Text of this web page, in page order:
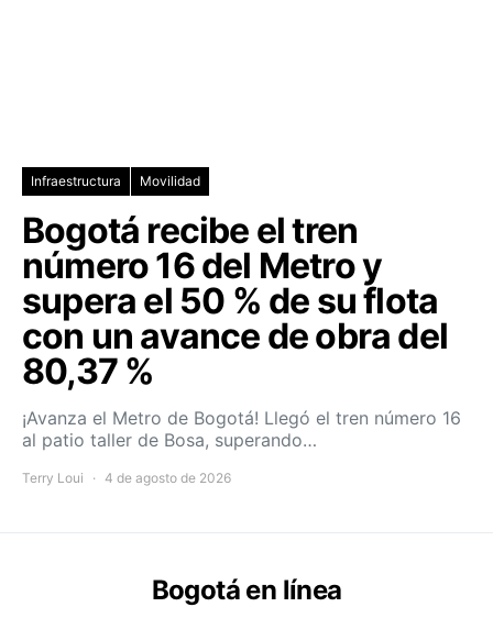
Infraestructura Movilidad
Bogotá recibe el tren
número 16 del Metro y
supera el 50 % de su flota
con un avance de obra del
80,37 %
¡Avanza el Metro de Bogotá! Llegó el tren número 16
al patio taller de Bosa, superando…
Terry Loui 4 de agosto de 2026
Bogotá en línea